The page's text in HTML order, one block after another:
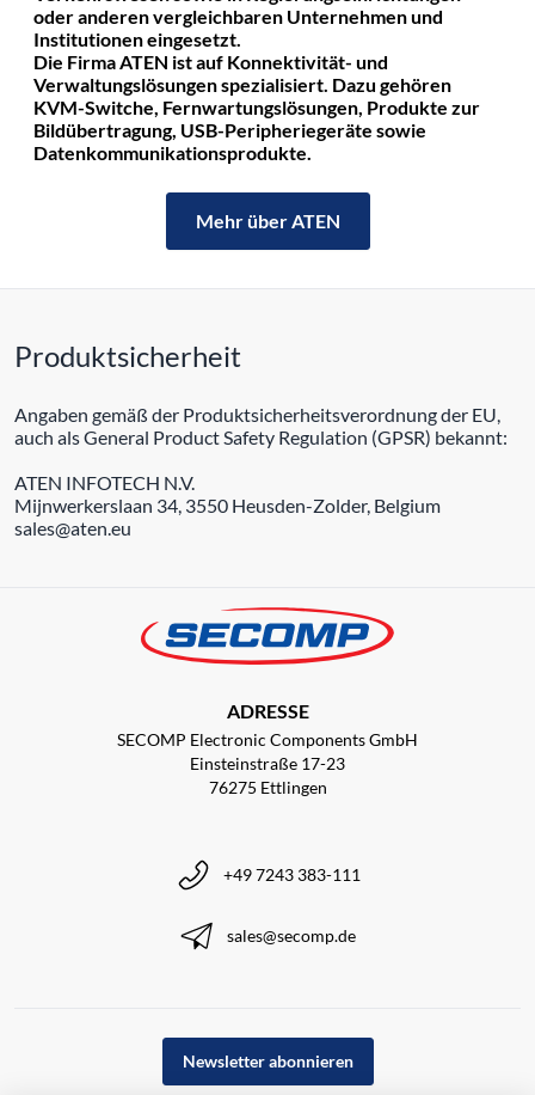
oder anderen vergleichbaren Unternehmen und
Institutionen eingesetzt.
Die Firma ATEN ist auf Konnektivität- und
Verwaltungslösungen spezialisiert. Dazu gehören
KVM-Switche, Fernwartungslösungen, Produkte zur
Bildübertragung, USB-Peripheriegeräte sowie
Datenkommunikationsprodukte.
Mehr über ATEN
Produktsicherheit
Angaben gemäß der Produktsicherheitsverordnung der EU,
auch als General Product Safety Regulation (GPSR) bekannt:
ATEN INFOTECH N.V.
Mijnwerkerslaan 34, 3550 Heusden-Zolder, Belgium
sales@aten.eu
ADRESSE
SECOMP Electronic Components GmbH
Einsteinstraße 17-23
76275 Ettlingen
+49 7243 383-111
sales@secomp.de
Newsletter abonnieren